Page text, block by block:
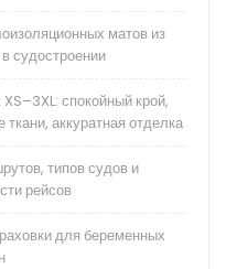
матов из
судостроении
спокойный крой,
аккуратная отделка
типов судов и
рейсов
для беременных